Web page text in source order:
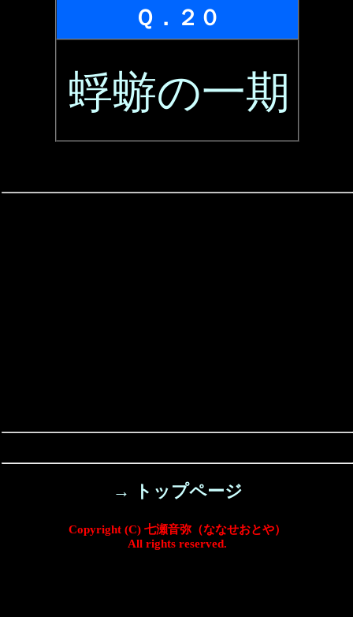
Ｑ．２０
蜉蝣の一期
→ トップページ
Copyright (C) 七瀬音弥（ななせおとや）
All rights reserved.